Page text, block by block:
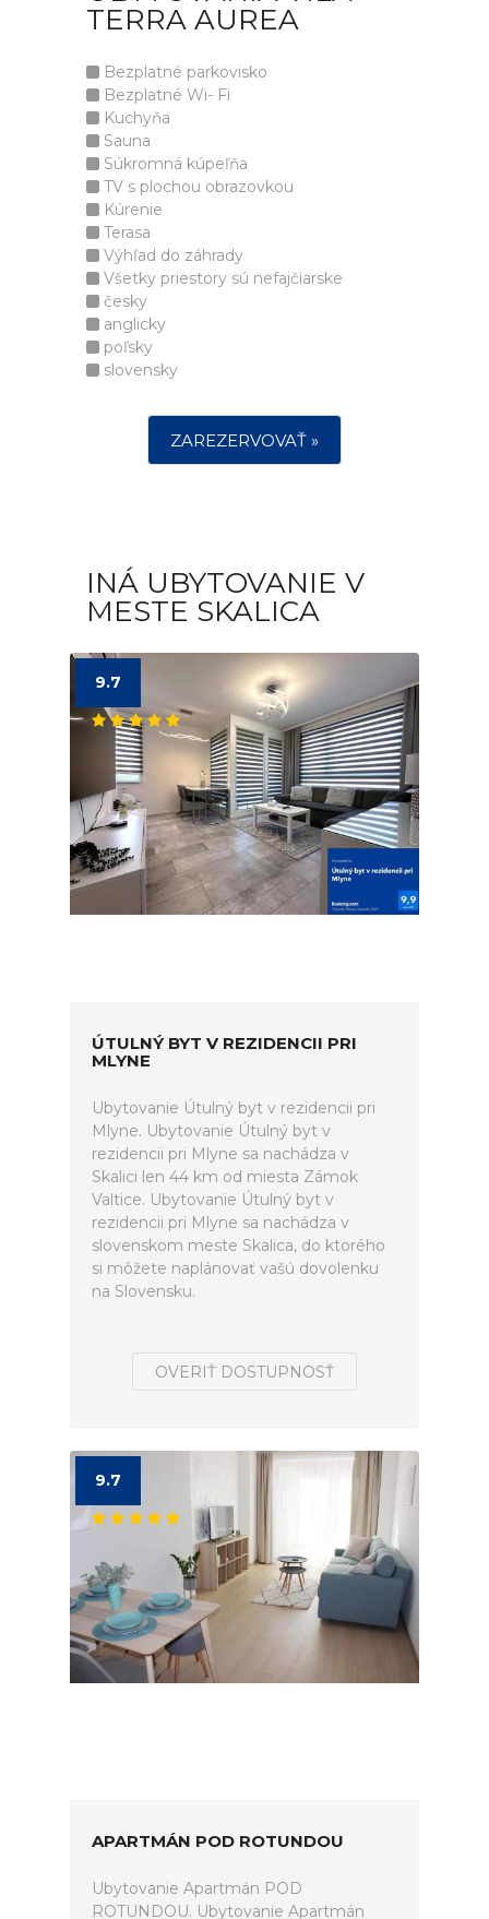
TERRA AUREA
Bezplatné parkovisko
Bezplatné Wi- Fi
Kuchyňa
Sauna
Súkromná kúpeľňa
TV s plochou obrazovkou
Kúrenie
Terasa
Výhľad do záhrady
Všetky priestory sú nefajčiarske
česky
anglicky
poľsky
slovensky
ZAREZERVOVAŤ »
INÁ UBYTOVANIE V
MESTE SKALICA
9.7
ÚTULNÝ BYT V REZIDENCII PRI
MLYNE
Ubytovanie Útulný byt v rezidencii pri
Mlyne. Ubytovanie Útulný byt v
rezidencii pri Mlyne sa nachádza v
Skalici len 44 km od miesta Zámok
Valtice. Ubytovanie Útulný byt v
rezidencii pri Mlyne sa nachádza v
slovenskom meste Skalica, do ktorého
si môžete naplánovať vašú dovolenku
na Slovensku.
OVERIŤ DOSTUPNOSŤ
9.7
APARTMÁN POD ROTUNDOU
Ubytovanie Apartmán POD
ROTUNDOU. Ubytovanie Apartmán